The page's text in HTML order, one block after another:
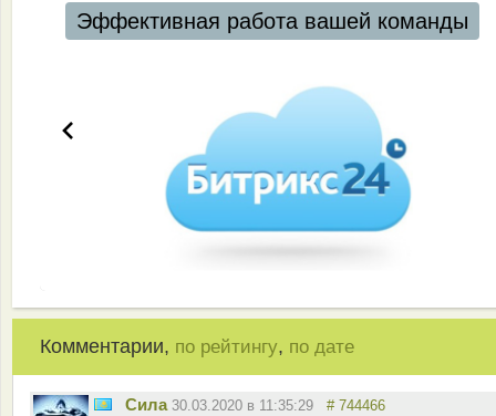
Эффективная работа вашей команды
Комментарии, по рейтингу, по дате
Сила 30.03.2020 в 11:35:29 # 744466